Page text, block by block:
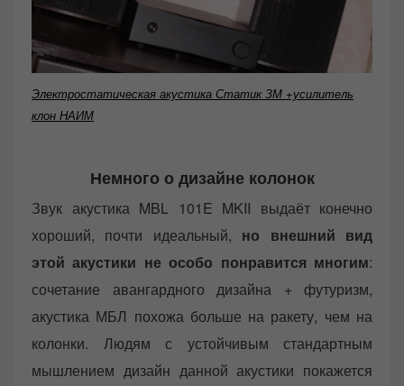
Электростатическая акустика Статик ЗМ +усилитель
клон НАИМ
Немного о дизайне колонок
Звук акустика MBL 101E MKII выдаёт конечно
хороший, почти идеальный, но внешний вид
этой акустики не особо понравится многим:
сочетание авангардного дизайна + футуризм,
акустика МБЛ похожа больше на ракету, чем на
колонки. Людям с устойчивым стандартным
мышлением дизайн данной акустики покажется